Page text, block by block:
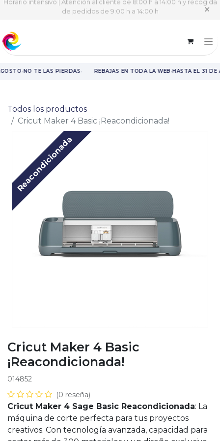
Horario intensivo | Atención al cliente de 8:00 h a 14:00 h y recogida
de pedidos de 9:00 h a 14:00 h
✕
·NO TE LAS PIERDAS· REBAJAS EN TODA LA WEB·HASTA EL 31 DE
Todos los productos
Cricut Maker 4 Basic ¡Reacondicionada!
Reacondicionada
Cricut Maker 4 Basic
¡Reacondicionada!
014852
(0 reseña)
Cricut Maker 4 Sage Basic Reacondicionada: La
máquina de corte perfecta para tus proyectos
creativos. Con tecnología avanzada, capacidad para